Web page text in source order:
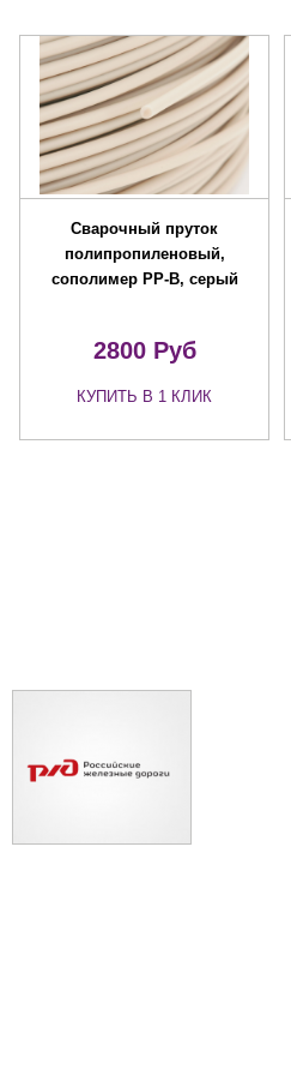
Сварочный пруток
полипропиленовый,
сополимер PP-B, серый
2800 Руб
КУПИТЬ В 1 КЛИК